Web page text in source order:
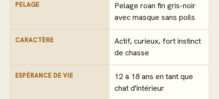
PELAGE
Pelage roan fin gris-noir
avec masque sans poils
CARACTÈRE
Actif, curieux, fort instinct
de chasse
ESPÉRANCE DE VIE
12 à 18 ans en tant que
chat d'intérieur